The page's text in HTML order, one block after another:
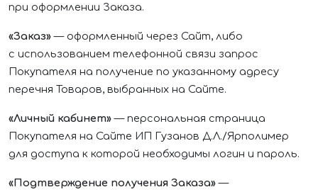
при оформлении Заказа.
«Заказ»— оформленный через Сайт, либо
с использованием телефонной связи запрос
Покупателя на получение по указанному адресу
перечня Товаров, выбранных на Сайте.
«Личный кабинет»— персональная страница
Покупателя на Сайте ИП Гузанов Д.Л./Ярполимер
для доступа к которой необходимы логин и пароль.
«Подтверждение получения Заказа»—